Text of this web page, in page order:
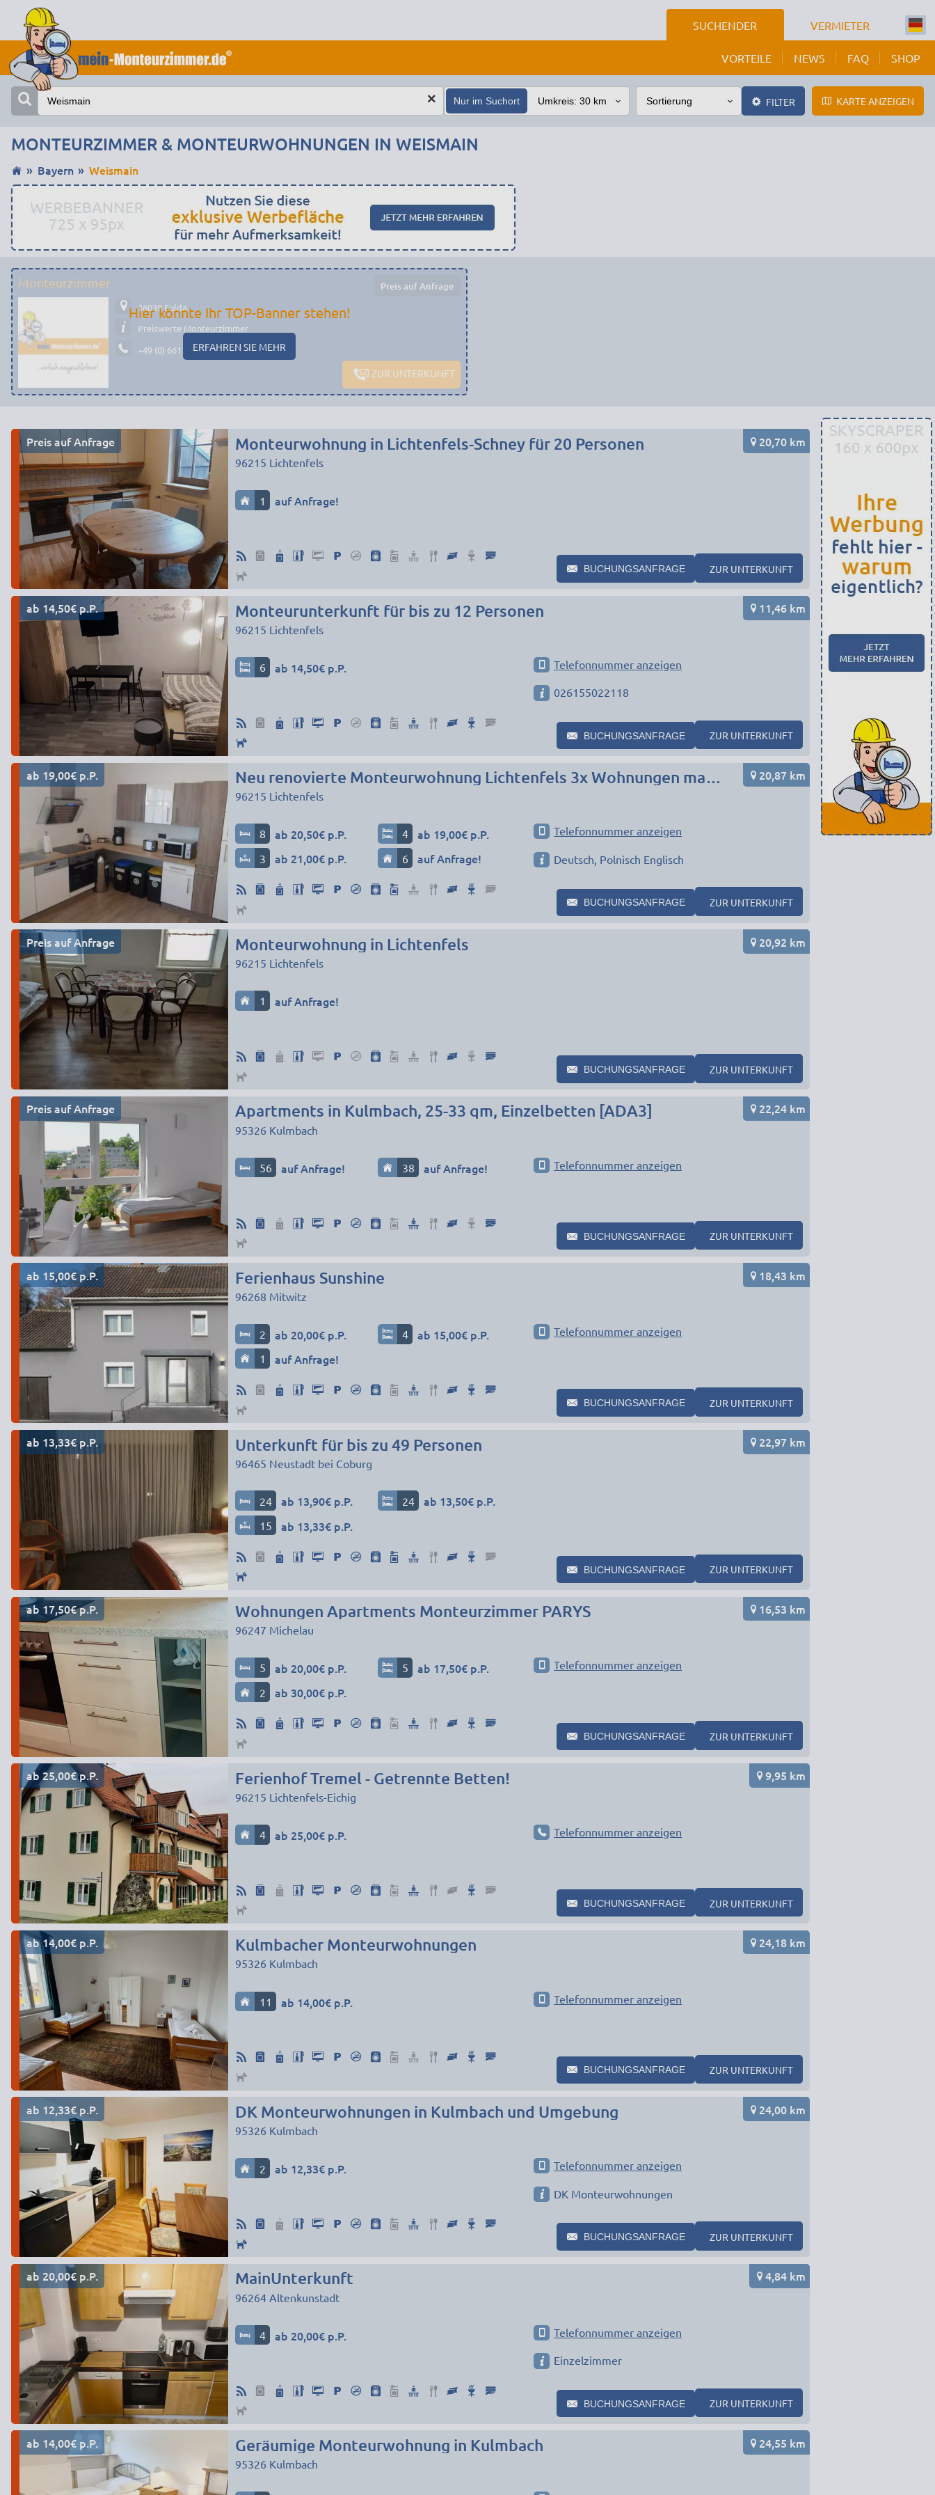
SUCHENDER VERMIETER
VORTEILE NEWS FAQ SHOP
Nur im Suchort FILTER KARTE ANZEIGEN
MONTEURZIMMER & MONTEURWOHNUNGEN IN WEISMAIN
Bayern Weismain
Monteurzimmer Preis auf Anfrage
36039 Fulda
Preiswerte Monteurzimmer
+49 (0) 661 - 29 19 14 19
ZUR UNTERKUNFT
Hier könnte Ihr TOP-Banner stehen!
ERFAHREN SIE MEHR
Preis auf Anfrage Monteurwohnung in Lichtenfels-Schney für 20 Personen
96215 Lichtenfels
20,70 km
1 auf Anfrage!
BUCHUNGSANFRAGE ZUR UNTERKUNFT
ab 14,50€ p.P. Monteurunterkunft für bis zu 12 Personen
96215 Lichtenfels
11,46 km
6 ab 14,50€ p.P. Telefonnummer anzeigen
026155022118
BUCHUNGSANFRAGE ZUR UNTERKUNFT
ab 19,00€ p.P. Neu renovierte Monteurwohnung Lichtenfels 3x Wohnungen max. 21 Personen, 3x Küche 3x Bad
96215 Lichtenfels
20,87 km
8 ab 20,50€ p.P. 4 ab 19,00€ p.P.
3 ab 21,00€ p.P. 6 auf Anfrage!
Telefonnummer anzeigen
Deutsch, Polnisch Englisch
BUCHUNGSANFRAGE ZUR UNTERKUNFT
Preis auf Anfrage Monteurwohnung in Lichtenfels
96215 Lichtenfels
20,92 km
1 auf Anfrage!
BUCHUNGSANFRAGE ZUR UNTERKUNFT
Preis auf Anfrage Apartments in Kulmbach, 25-33 qm, Einzelbetten [ADA3]
95326 Kulmbach
22,24 km
56 auf Anfrage! 38 auf Anfrage! Telefonnummer anzeigen
BUCHUNGSANFRAGE ZUR UNTERKUNFT
ab 15,00€ p.P. Ferienhaus Sunshine
96268 Mitwitz
18,43 km
2 ab 20,00€ p.P. 4 ab 15,00€ p.P.
1 auf Anfrage!
Telefonnummer anzeigen
BUCHUNGSANFRAGE ZUR UNTERKUNFT
ab 13,33€ p.P. Unterkunft für bis zu 49 Personen
96465 Neustadt bei Coburg
22,97 km
24 ab 13,90€ p.P. 24 ab 13,50€ p.P.
15 ab 13,33€ p.P.
BUCHUNGSANFRAGE ZUR UNTERKUNFT
ab 17,50€ p.P. Wohnungen Apartments Monteurzimmer PARYS
96247 Michelau
16,53 km
5 ab 20,00€ p.P. 5 ab 17,50€ p.P.
2 ab 30,00€ p.P.
Telefonnummer anzeigen
BUCHUNGSANFRAGE ZUR UNTERKUNFT
ab 25,00€ p.P. Ferienhof Tremel - Getrennte Betten!
96215 Lichtenfels-Eichig
9,95 km
4 ab 25,00€ p.P. Telefonnummer anzeigen
BUCHUNGSANFRAGE ZUR UNTERKUNFT
ab 14,00€ p.P. Kulmbacher Monteurwohnungen
95326 Kulmbach
24,18 km
11 ab 14,00€ p.P. Telefonnummer anzeigen
BUCHUNGSANFRAGE ZUR UNTERKUNFT
ab 12,33€ p.P. DK Monteurwohnungen in Kulmbach und Umgebung
95326 Kulmbach
24,00 km
2 ab 12,33€ p.P. Telefonnummer anzeigen
DK Monteurwohnungen
BUCHUNGSANFRAGE ZUR UNTERKUNFT
ab 20,00€ p.P. MainUnterkunft
96264 Altenkunstadt
4,84 km
4 ab 20,00€ p.P. Telefonnummer anzeigen
Einzelzimmer
BUCHUNGSANFRAGE ZUR UNTERKUNFT
ab 14,00€ p.P. Geräumige Monteurwohnung in Kulmbach
95326 Kulmbach
24,55 km